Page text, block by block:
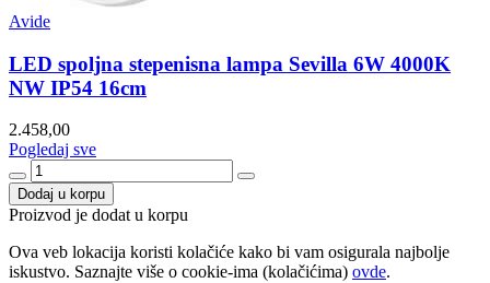
Avide
LED spoljna stepenisna lampa Sevilla 6W 4000K
NW IP54 16cm
2.458,00
Pogledaj sve
Dodaj u korpu
Proizvod je dodat u korpu
Ova veb lokacija koristi kolačiće kako bi vam osigurala najbolje
iskustvo. Saznajte više o cookie-ima (kolačićima) ovde.